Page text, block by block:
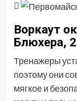

Воркаут
Блюхера,
Тренажеры
поэтому они
мягкое и